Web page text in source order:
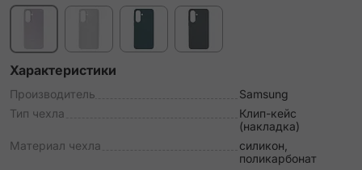
Характеристики
Производитель
Samsung
Тип чехла
Клип-кейс
(накладка)
Материал чехла
силикон,
поликарбонат